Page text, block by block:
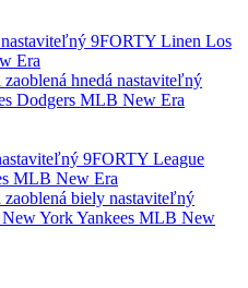
zaoblená hnedá nastaviteľný
Dodgers MLB New Era
zaoblená biely nastaviteľný
York Yankees MLB New